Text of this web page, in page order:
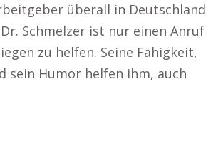
überall in Deutschland
Schmelzer ist nur einen Anruf
zu helfen. Seine Fähigkeit,
sein Humor helfen ihm, auch